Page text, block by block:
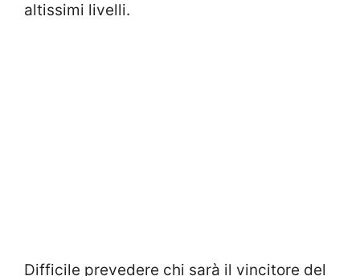
altissimi livelli.
Difficile prevedere chi sarà il vincitore del